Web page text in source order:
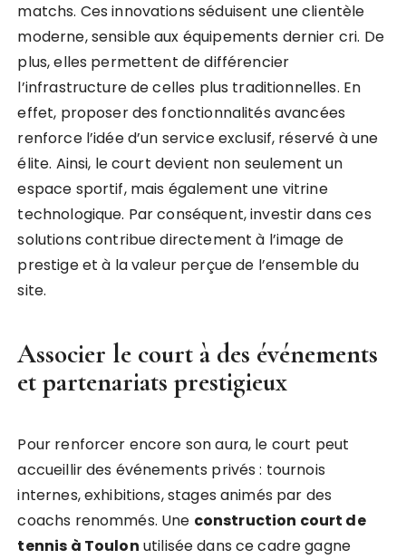
matchs. Ces innovations séduisent une clientèle
moderne, sensible aux équipements dernier cri. De
plus, elles permettent de différencier
l’infrastructure de celles plus traditionnelles. En
effet, proposer des fonctionnalités avancées
renforce l’idée d’un service exclusif, réservé à une
élite. Ainsi, le court devient non seulement un
espace sportif, mais également une vitrine
technologique. Par conséquent, investir dans ces
solutions contribue directement à l’image de
prestige et à la valeur perçue de l’ensemble du
site.
Associer le court à des événements
et partenariats prestigieux
Pour renforcer encore son aura, le court peut
accueillir des événements privés : tournois
internes, exhibitions, stages animés par des
coachs renommés. Une construction court de
tennis à Toulon utilisée dans ce cadre gagne